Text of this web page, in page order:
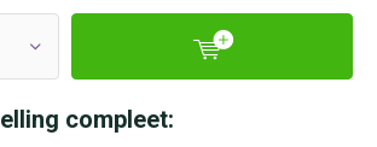
compleet: